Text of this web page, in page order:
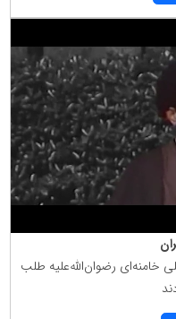
رضوان‌الله‌علیه طلب